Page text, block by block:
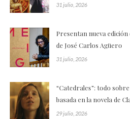
31 julio, 2026
Presentan nueva
de José Carlos Agüero
31 julio, 2026
“Catedrales”: todo
basada en la novela de
29 julio, 2026